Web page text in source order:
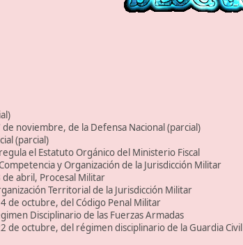
noviembre, de la Defensa Nacional (parcial)
(parcial)
el Estatuto Orgánico del Ministerio Fiscal
y Organización de la Jurisdicción Militar
abril, Procesal Militar
Territorial de la Jurisdicción Militar
de octubre, del Código Penal Militar
Disciplinario de las Fuerzas Armadas
de octubre, del régimen disciplinario de la Guardia Civil